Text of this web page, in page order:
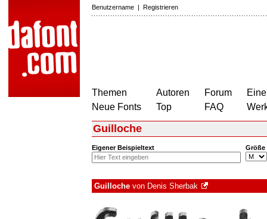
Benutzername | Registrieren
Themen
Neue Fonts
Autoren
Top
Forum
FAQ
Guilloche
Eigener Beispieltext Größe
Guilloche von Denis Sherbak